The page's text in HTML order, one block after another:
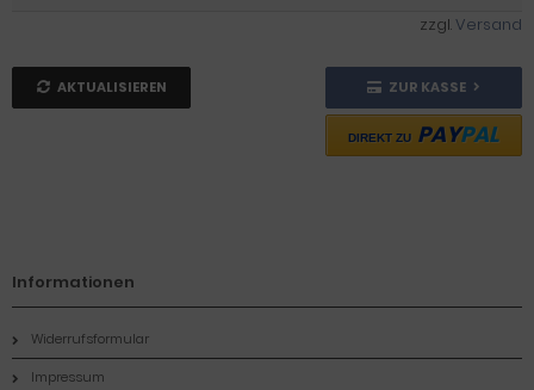
zzgl.Versand
AKTUALISIEREN ZUR KASSE
DIREKT ZU PAYPAL
Informationen
Widerrufsformular
Impressum